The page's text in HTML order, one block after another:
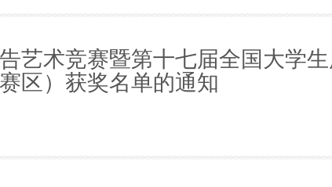
艺术竞赛暨第十七届全国大学
赛区）获奖名单的通知